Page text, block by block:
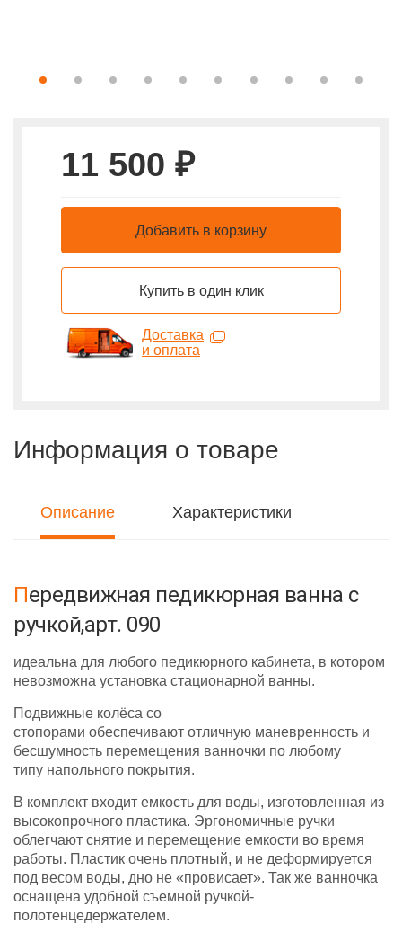
11 500 ₽
Добавить в корзину
Купить в один клик
Доставка
и оплата
Информация о товаре
Описание Характеристики
Передвижная педикюрная ванна с
ручкой,арт. 090
идеальна для любого педикюрного кабинета, в котором
невозможна установка стационарной ванны.
Подвижные колёса со
стопорами обеспечивают отличную маневренность и
бесшумность перемещения ванночки по любому
типу напольного покрытия.
В комплект входит емкость для воды, изготовленная из
высокопрочного пластика. Эргономичные ручки
облегчают снятие и перемещение емкости во время
работы. Пластик очень плотный, и не деформируется
под весом воды, дно не «провисает». Так же ванночка
оснащена удобной съемной ручкой-
полотенцедержателем.